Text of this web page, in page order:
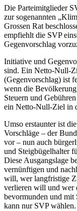
Die Parteimitglieder
zur sogenannten
Grossen Rat
empfiehlt die SVP
Gegenvorschlag
Initiative und
sind. Ein Netto-Null-
(Gegenvorschlag) ist
wenn die
Steuern und
ein Netto-Null-Ziel in
Umso erstaunter ist
Vorschläge – der
vor – nun auch
und Steigbügelhalter
Diese Ausgangslage
vernünftigen und
will, wer langfristige
verlieren will und wer
bevormunden und mit
kann nur SVP wählen.